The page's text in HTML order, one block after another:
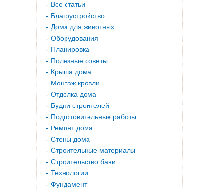
Все статьи
Благоустройство
Дома для животных
Оборудования
Планировка
Полезные советы
Крыша дома
Монтаж кровли
Отделка дома
Будни строителей
Подготовительные работы
Ремонт дома
Стены дома
Строительные материалы
Строительство бани
Технологии
Фундамент